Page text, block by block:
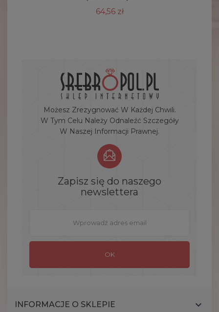
64,56 zł
Możesz Zrezygnować W Każdej Chwili.
W Tym Celu Należy Odnaleźć Szczegóły
W Naszej Informacji Prawnej.
Zapisz się do naszego
newslettera
INFORMACJE O SKLEPIE 